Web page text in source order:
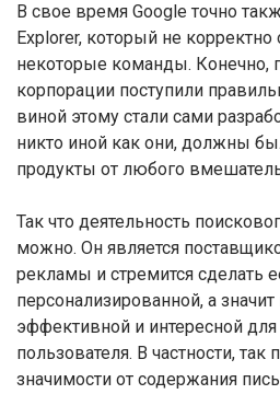
В свое время Google точно
Explorer, который не
некоторые команды. Конечно,
корпорации поступили
виной этому стали сами
никто иной как они, должны
продукты от любого
Так что деятельность
можно. Он является
рекламы и стремится сделать
персонализированной, а
эффективной и интересной для
пользователя. В частности, так
значимости от содержания